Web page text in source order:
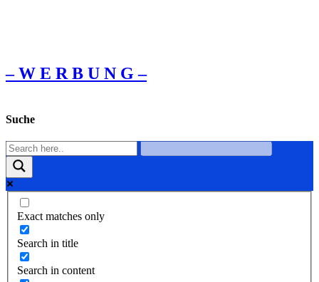
– W Ε R Β U Ν G –
Suche
Exact matches only
Search in title
Search in content